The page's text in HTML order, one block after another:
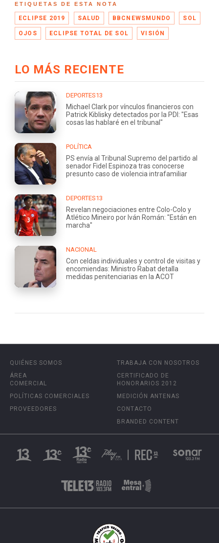
ETIQUETAS DE ESTA NOTA
ECLIPSE 2019 SALUD BBCNEWSMUNDO SOL
OJOS ECLIPSE TOTAL DE SOL VISIÓN
LO MÁS RECIENTE
DEPORTES13
Michael Clark por vínculos financieros con
Patrick Kiblisky detectados por la PDI: "Esas
cosas las hablaré en el tribunal"
POLÍTICA
PS envía al Tribunal Supremo del partido al
senador Fidel Espinoza tras conocerse
presunto caso de violencia intrafamiliar
DEPORTES13
Revelan negociaciones entre Colo-Colo y
Atlético Mineiro por Iván Román: "Están en
marcha"
NACIONAL
Con celdas individuales y control de visitas y
encomiendas: Ministro Rabat detalla
medidas penitenciarias en la ACOT
QUIÉNES SOMOS
ÁREA
COMERCIAL
POLÍTICAS COMERCIALES
PROVEEDORES
TRABAJA CON NOSOTROS
CERTIFICADO DE
HONORARIOS 2012
MEDICIÓN ANTENAS
CONTACTO
BRANDED CONTENT